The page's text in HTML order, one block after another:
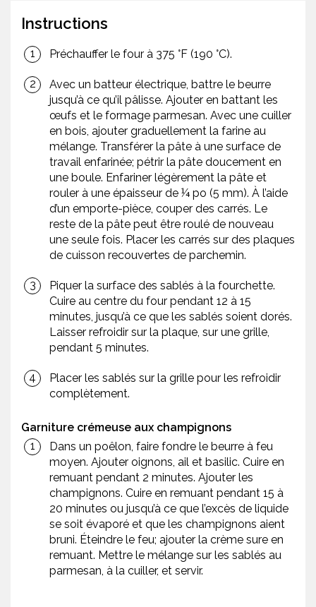
Instructions
Préchauffer le four à 375 °F (190 °C).
Avec un batteur électrique, battre le beurre
jusqu’à ce qu’il pâlisse. Ajouter en battant les
œufs et le formage parmesan. Avec une cuiller
en bois, ajouter graduellement la farine au
mélange. Transférer la pâte à une surface de
travail enfarinée; pétrir la pâte doucement en
une boule. Enfariner légèrement la pâte et
rouler à une épaisseur de ¼ po (5 mm). À l’aide
d’un emporte-pièce, couper des carrés. Le
reste de la pâte peut être roulé de nouveau
une seule fois. Placer les carrés sur des plaques
de cuisson recouvertes de parchemin.
Piquer la surface des sablés à la fourchette.
Cuire au centre du four pendant 12 à 15
minutes, jusqu’à ce que les sablés soient dorés.
Laisser refroidir sur la plaque, sur une grille,
pendant 5 minutes.
Placer les sablés sur la grille pour les refroidir
complètement.
Garniture crémeuse aux champignons
Dans un poêlon, faire fondre le beurre à feu
moyen. Ajouter oignons, ail et basilic. Cuire en
remuant pendant 2 minutes. Ajouter les
champignons. Cuire en remuant pendant 15 à
20 minutes ou jusqu’à ce que l’excès de liquide
se soit évaporé et que les champignons aient
bruni. Éteindre le feu; ajouter la crème sure en
remuant. Mettre le mélange sur les sablés au
parmesan, à la cuiller, et servir.